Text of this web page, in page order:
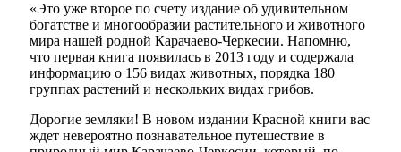
«Это уже второе по счету издание об удивительном
богатстве и многообразии растительного и животного
мира нашей родной Карачаево-Черкесии. Напомню,
что первая книга появилась в 2013 году и содержала
информацию о 156 видах животных, порядка 180
группах растений и нескольких видах грибов.
Дорогие земляки! В новом издании Красной книги вас
ждет невероятно познавательное путешествие в